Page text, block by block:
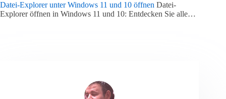
Datei-Explorer unter Windows 11 und 10 öffnen Datei-
Explorer öffnen in Windows 11 und 10: Entdecken Sie alle…